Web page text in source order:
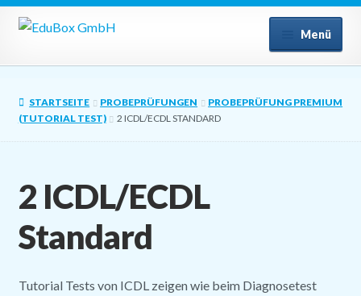
Zur
springen
Zum
springen
Menü
Probeprüfung
SIZ PU41 Fachleute FW+RW
ICDL Base Hauswart/in
Mein Konto
STARTSEITE PROBEPRÜFUNGEN
PROBEPRÜFUNG PREMIUM
(TUTORIAL TEST)
2 ICDL/ECDL STANDARD
2 ICDL/ECDL
Standard
Tutorial Tests von ICDL zeigen wie beim Diagnosetest